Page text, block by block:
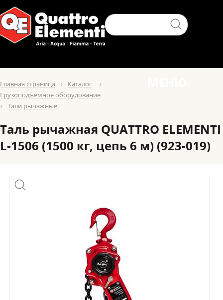
Главная страница
Каталог
Грузоподъемное оборудование
Тали рычажные
Таль рычажная QUATTRO ELEMENTI
L-1506 (1500 кг, цепь 6 м) (923-019)